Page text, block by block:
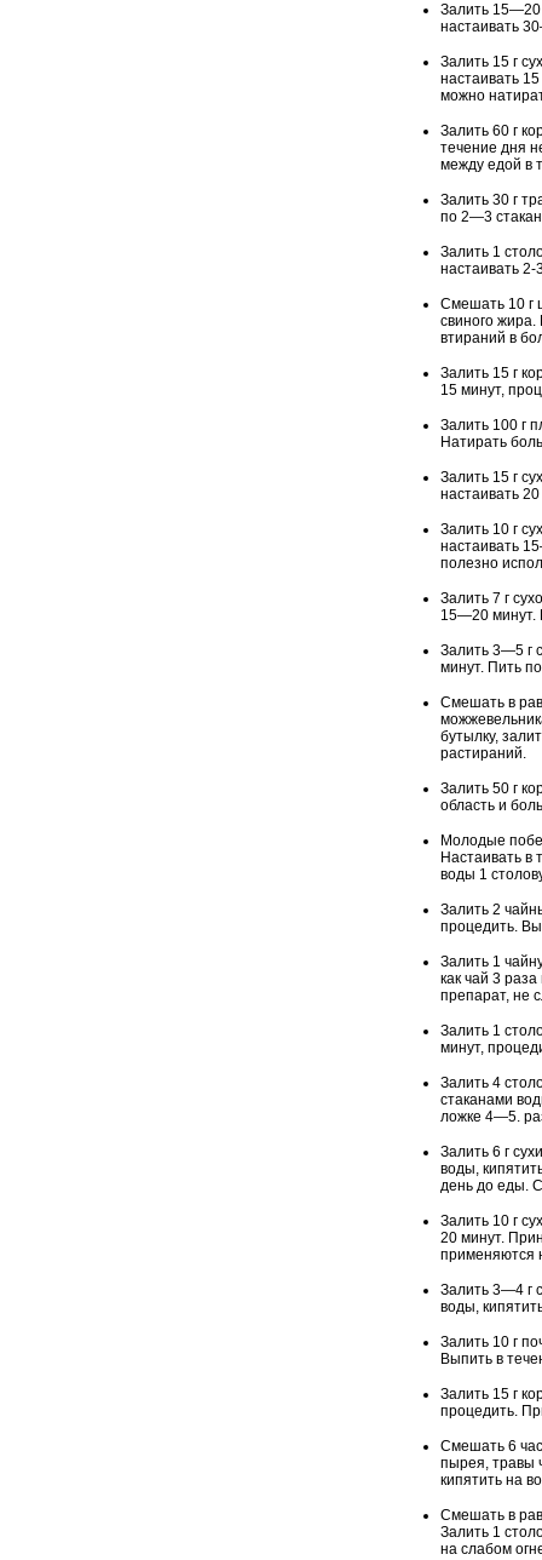
Залить 15—20
настаивать
Залить 15 г
настаивать
можно
Залить 60 г
течение дня
между едой в
Залить 30 г
по 2—3
Залить 1
настаивать
Смешать 10 г
свиного жира.
втираний в
Залить 15 г
15 минут,
Залить 100 г
Натирать
Залить 15 г
настаивать
Залить 10 г
настаивать
полезно
Залить 7 г
15—20 минут.
Залить 3—5 г
минут. Пить
Смешать в
бутылку,
растираний.
Залить 50 г
область и
Молодые
Настаивать в
воды 1
Залить 2
процедить.
Залить 1
как чай 3
препарат, не
Залить 1
минут,
Залить 4
стаканами
ложке 4—5.
Залить 6 г
воды,
день до еды.
Залить 10 г
20 минут.
применяются
Залить 3—4 г
воды,
Залить 10 г
Выпить в
Залить 15 г
процедить.
Смешать 6
пырея, травы
кипятить на
Смешать в
Залить 1
на слабом